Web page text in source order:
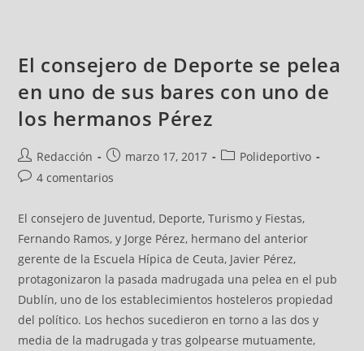
El consejero de Deporte se pelea
en uno de sus bares con uno de
los hermanos Pérez
Redacción marzo 17, 2017
Polideportivo
4 comentarios
El consejero de Juventud, Deporte, Turismo y Fiestas,
Fernando Ramos, y Jorge Pérez, hermano del anterior
gerente de la Escuela Hípica de Ceuta, Javier Pérez,
protagonizaron la pasada madrugada una pelea en el pub
Dublín, uno de los establecimientos hosteleros propiedad
del político. Los hechos sucedieron en torno a las dos y
media de la madrugada y tras golpearse mutuamente,